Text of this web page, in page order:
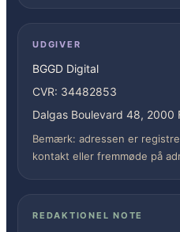
UDGIVER
BGGD Digital
CVR: 34482853
Dalgas Boulevard 48, 2000
Bemærk: adressen er
kontakt eller fremmøde på
REDAKTIONEL NOTE